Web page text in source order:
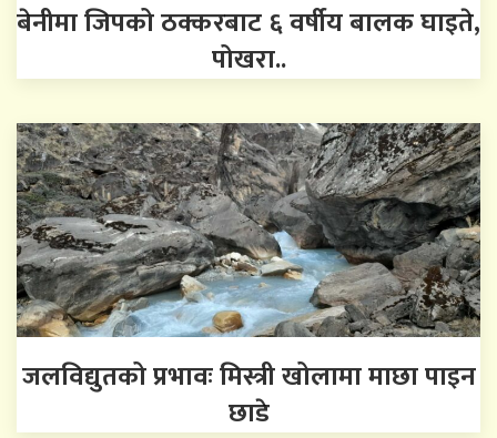
बेनीमा जिपको ठक्करबाट ६ वर्षीय बालक घाइते,
पोखरा..
जलविद्युतको प्रभावः मिस्त्री खोलामा माछा पाइन
छाडे